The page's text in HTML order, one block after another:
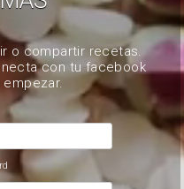
o compartir recetas.
con tu facebook